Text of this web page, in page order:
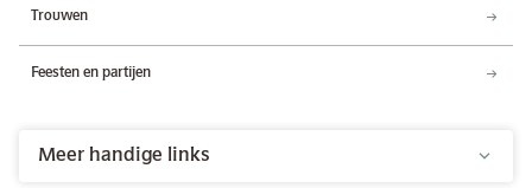
Trouwen
Feesten en partijen
Meer handige links